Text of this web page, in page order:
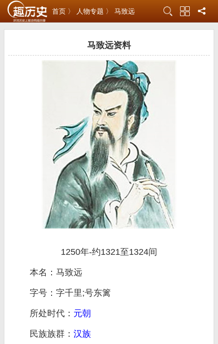
首页 〉 人物专题 〉 马致远
马致远资料
1250年-约1321至1324间
本名：马致远
字号：字千里;号东篱
所处时代： 元朝
民族族群： 汉族